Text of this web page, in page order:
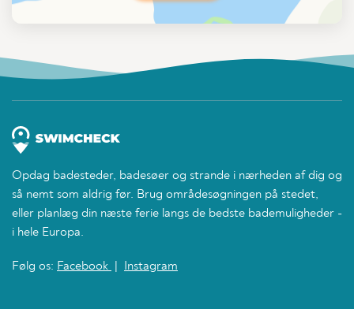
Opdag badesteder, badesøer og strande i nærheden af dig og
så nemt som aldrig før. Brug områdesøgningen på stedet,
eller planlæg din næste ferie langs de bedste bademuligheder -
i hele Europa.
Følg os: Facebook Instagram